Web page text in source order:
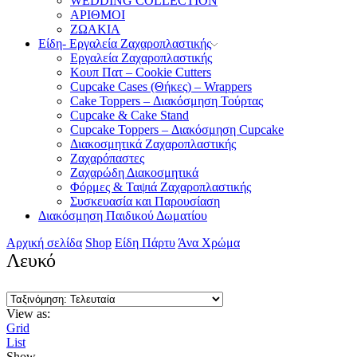
ΑΡΙΘΜΟΙ
ΖΩΑΚΙΑ
Είδη- Εργαλεία Ζαχαροπλαστικής
Εργαλεία Ζαχαροπλαστικής
Κουπ Πατ – Cookie Cutters
Cupcake Cases (Θήκες) – Wrappers
Cake Toppers – Διακόσμηση Τούρτας
Cupcake & Cake Stand
Cupcake Toppers – Διακόσμηση Cupcake
Διακοσμητικά Ζαχαροπλαστικής
Ζαχαρόπαστες
Ζαχαρώδη Διακοσμητικά
Φόρμες & Ταψιά Ζαχαροπλαστικής
Συσκευασία και Παρουσίαση
Διακόσμηση Παιδικού Δωματίου
Αρχική σελίδα Shop Είδη Πάρτυ Άνα Χρώμα
Λευκό
View as:
Grid
List